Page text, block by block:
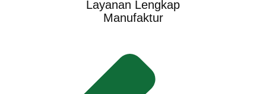
Layanan Lengkap
Manufaktur